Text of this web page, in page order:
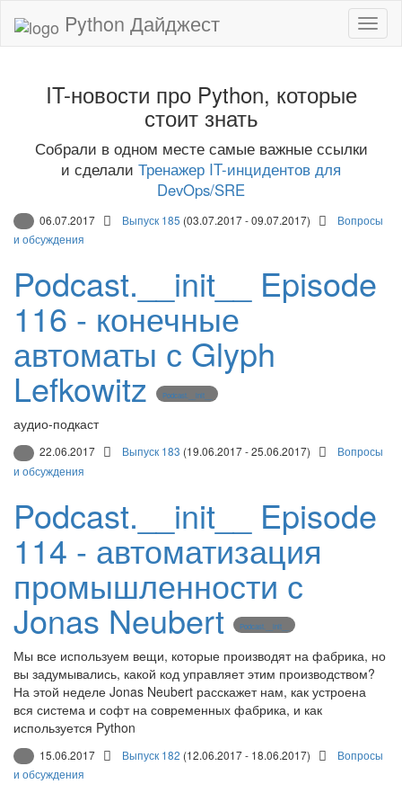
Python Дайджест
IT-новости про Python, которые
стоит знать
Собрали в одном месте самые важные ссылки
и сделали Тренажер IT-инцидентов для
DevOps/SRE
06.07.2017 Выпуск 185 (03.07.2017 - 09.07.2017)
Вопросы
и обсуждения
Podcast.__init__ Episode
116 - конечные
автоматы с Glyph
Lefkowitz Podcast.__init__
аудио-подкаст
22.06.2017 Выпуск 183 (19.06.2017 - 25.06.2017)
Вопросы
и обсуждения
Podcast.__init__ Episode
114 - автоматизация
промышленности с
Jonas Neubert Podcast.__init__
Мы все используем вещи, которые производят на фабрика, но
вы задумывались, какой код управляет этим производством?
На этой неделе Jonas Neubert расскажет нам, как устроена
вся система и софт на современных фабрика, и как
используется Python
15.06.2017 Выпуск 182 (12.06.2017 - 18.06.2017)
Вопросы
и обсуждения